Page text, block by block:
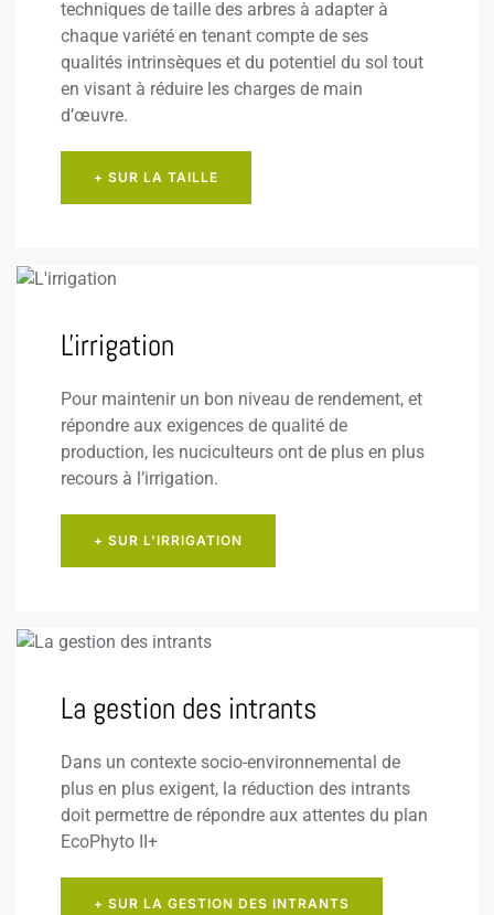
techniques de taille des arbres à adapter à
chaque variété en tenant compte de ses
qualités intrinsèques et du potentiel du sol tout
en visant à réduire les charges de main
d’œuvre.
+ SUR LA TAILLE
L'irrigation
Pour maintenir un bon niveau de rendement, et
répondre aux exigences de qualité de
production, les nuciculteurs ont de plus en plus
recours à l’irrigation.
+ SUR L'IRRIGATION
La gestion des intrants
Dans un contexte socio-environnemental de
plus en plus exigent, la réduction des intrants
doit permettre de répondre aux attentes du plan
EcoPhyto II+
+ SUR LA GESTION DES INTRANTS